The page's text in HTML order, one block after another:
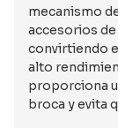
mecanismo
accesorios
convirtiendo
alto
proporciona
broca y evita